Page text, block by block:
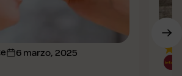
6 marzo, 2025